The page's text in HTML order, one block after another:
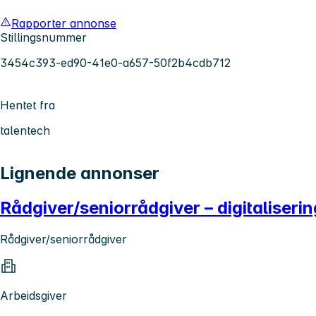
Rapporter annonse
Stillingsnummer
3454c393-ed90-41e0-a657-50f2b4cdb712
Hentet fra
talentech
Lignende annonser
Rådgiver/seniorrådgiver –
Rådgiver/seniorrådgiver
Arbeidsgiver